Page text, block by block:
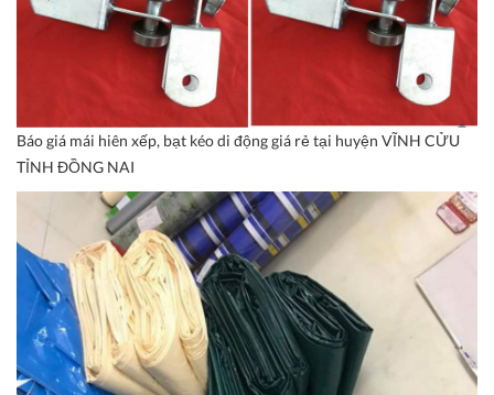
Báo giá mái hiên xếp, bạt kéo di động giá rẻ tại huyện VĨNH CỬU
TỈNH ĐỒNG NAI